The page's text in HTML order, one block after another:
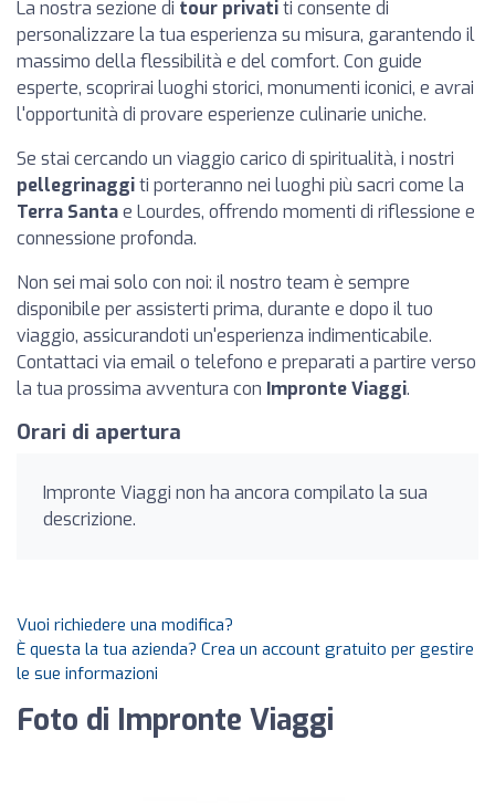
La nostra sezione di tour privatiti consente di
personalizzare la tua esperienza su misura, garantendo il
massimo della flessibilità e del comfort. Con guide
esperte, scoprirai luoghi storici, monumenti iconici, e avrai
l'opportunità di provare esperienze culinarie uniche.
Se stai cercando un viaggio carico di spiritualità, i nostri
pellegrinaggiti porteranno nei luoghi più sacri come la
Terra Santae Lourdes, offrendo momenti di riflessione e
connessione profonda.
Non sei mai solo con noi: il nostro team è sempre
disponibile per assisterti prima, durante e dopo il tuo
viaggio, assicurandoti un'esperienza indimenticabile.
Contattaci via email o telefono e preparati a partire verso
la tua prossima avventura con Impronte Viaggi.
Orari di apertura
Impronte Viaggi non ha ancora compilato la sua
descrizione.
Vuoi richiedere una modifica?
È questa la tua azienda? Crea un account gratuito per gestire
le sue informazioni
Foto di Impronte Viaggi